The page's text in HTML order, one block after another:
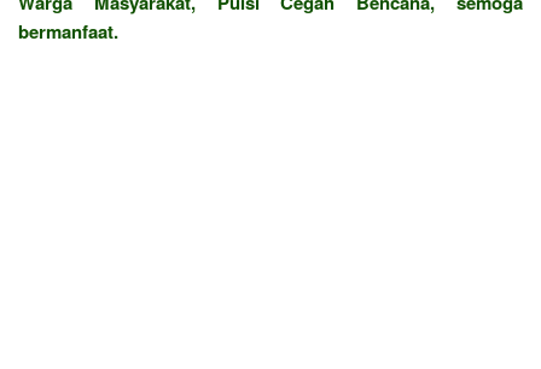
bermanfaat.